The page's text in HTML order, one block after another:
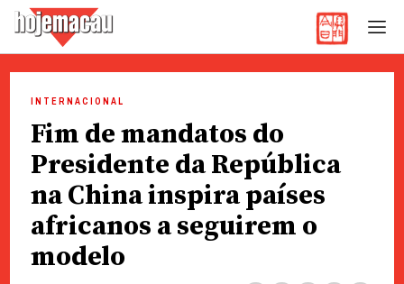
content
INTERNACIONAL
Fim de mandatos do
Presidente da República
na China inspira países
africanos a seguirem o
modelo